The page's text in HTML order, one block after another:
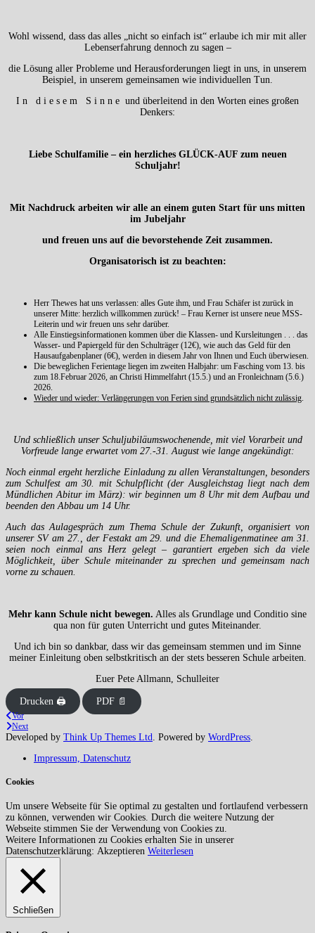
Wohl wissend, dass das alles „nicht so einfach ist“ erlaube ich mir mit aller
Lebenserfahrung dennoch zu sagen –
die Lösung aller Probleme und Herausforderungen liegt in uns, in unserem
Beispiel, in unserem gemeinsamen wie individuellen Tun.
I n d i e s e m S i n n e und überleitend in den Worten eines großen
Denkers:
Liebe Schulfamilie – ein herzliches GLÜCK-AUF zum neuen
Schuljahr!
Mit Nachdruck arbeiten wir alle an einem guten Start für uns mitten
im Jubeljahr
und freuen uns auf die bevorstehende Zeit zusammen.
Organisatorisch ist zu beachten:
Herr Thewes hat uns verlassen: alles Gute ihm, und Frau Schäfer ist zurück in
unserer Mitte: herzlich willkommen zurück! – Frau Kerner ist unsere neue MSS-
Leiterin und wir freuen uns sehr darüber.
Alle Einstiegsinformationen kommen über die Klassen- und Kursleitungen . . . das
Wasser- und Papiergeld für den Schulträger (12€), wie auch das Geld für den
Hausaufgabenplaner (6€), werden in diesem Jahr von Ihnen und Euch überwiesen.
Die beweglichen Ferientage liegen im zweiten Halbjahr: um Fasching vom 13. bis
zum 18.Februar 2026, an Christi Himmelfahrt (15.5.) und an Fronleichnam (5.6.)
2026.
Wieder und wieder: Verlängerungen von Ferien sind grundsätzlich nicht zulässig.
Und schließlich unser Schuljubiläumswochenende, mit viel Vorarbeit und
Vorfreude lange erwartet vom 27.-31. August wie lange angekündigt:
Noch einmal ergeht herzliche Einladung zu allen Veranstaltungen, besonders
zum Schulfest am 30. mit Schulpflicht (der Ausgleichstag liegt nach dem
Mündlichen Abitur im März): wir beginnen um 8 Uhr mit dem Aufbau und
beenden den Abbau um 14 Uhr.
Auch das Aulagespräch zum Thema Schule der Zukunft, organisiert von
unserer SV am 27., der Festakt am 29. und die Ehemaligenmatinee am 31.
seien noch einmal ans Herz gelegt – garantiert ergeben sich da viele
Möglichkeit, über Schule miteinander zu sprechen und gemeinsam nach
vorne zu schauen.
Mehr kann Schule nicht bewegen. Alles als Grundlage und Conditio sine
qua non für guten Unterricht und gutes Miteinander.
Und ich bin so dankbar, dass wir das gemeinsam stemmen und im Sinne
meiner Einleitung oben selbstkritisch an der stets besseren Schule arbeiten.
Euer Pete Allmann, Schulleiter
Drucken 🖨 PDF 📄
Vor
Next
Developed by Think Up Themes Ltd. Powered by WordPress.
Impressum, Datenschutz
Cookies
Um unsere Webseite für Sie optimal zu gestalten und fortlaufend verbessern
zu können, verwenden wir Cookies. Durch die weitere Nutzung der
Webseite stimmen Sie der Verwendung von Cookies zu.
Weitere Informationen zu Cookies erhalten Sie in unserer
Datenschutzerklärung: Akzeptieren Weiterlesen
Schließen